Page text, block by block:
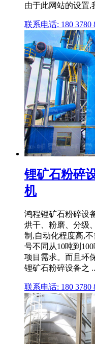
由于此网站的设置,
联系电话: 180 3780
锂矿石粉碎
机
鸿程锂矿石粉碎设
烘干、粉磨、分级
制,自动化程度高,
号不同从10吨到
项目需求。而且环
锂矿石粉碎设备之
联系电话: 180 3780